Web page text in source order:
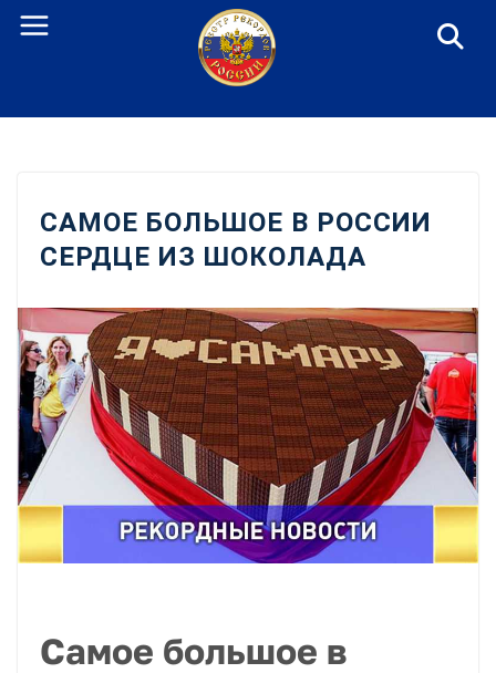
Перейти
САМОЕ БОЛЬШОЕ В РОССИИ
СЕРДЦЕ ИЗ ШОКОЛАДА
Самое большое в